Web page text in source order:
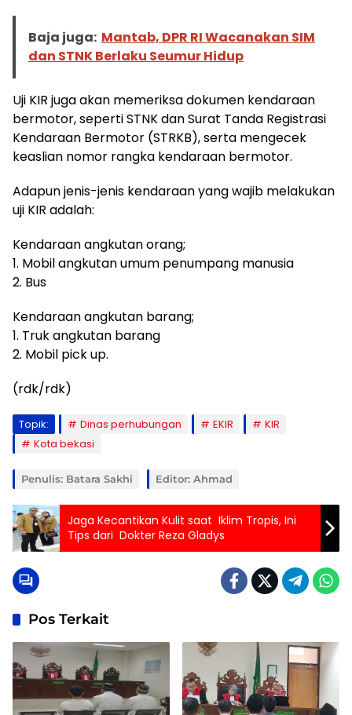
Baja juga: Mantab, DPR RI Wacanakan SIM
dan STNK Berlaku Seumur Hidup
Uji KIR juga akan memeriksa dokumen kendaraan
bermotor, seperti STNK dan Surat Tanda Registrasi
Kendaraan Bermotor (STRKB), serta mengecek
keaslian nomor rangka kendaraan bermotor.
Adapun jenis-jenis kendaraan yang wajib melakukan
uji KIR adalah:
Kendaraan angkutan orang;
1. Mobil angkutan umum penumpang manusia
2. Bus
Kendaraan angkutan barang;
1. Truk angkutan barang
2. Mobil pick up.
(rdk/rdk)
Topik: Dinas perhubungan EKIR
KIR
Kota bekasi
Penulis: Batara Sakhi Editor: Ahmad
Jaga Kecantikan Kulit saat Iklim Tropis, Ini
Tips dari Dokter Reza Gladys
Pos Terkait